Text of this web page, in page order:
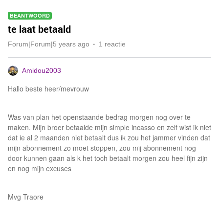
BEANTWOORD
te laat betaald
Forum|Forum|5 years ago 1 reactie
Amidou2003
Hallo beste heer/mevrouw
Was van plan het openstaande bedrag morgen nog over te
maken. Mijn broer betaalde mijn simple incasso en zelf wist ik niet
dat ie al 2 maanden niet betaalt dus ik zou het jammer vinden dat
mijn abonnement zo moet stoppen, zou mij abonnement nog
door kunnen gaan als k het toch betaalt morgen zou heel fijn zijn
en nog mijn excuses
Mvg Traore